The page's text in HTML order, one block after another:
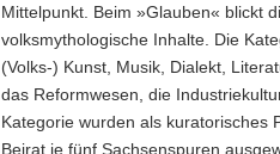
Mittelpunkt. Beim »Glauben« blickt
volksmythologische Inhalte. Die
(Volks-) Kunst, Musik, Dialekt,
das Reformwesen, die
Kategorie wurden als kuratorisches
Beirat je fünf Sachsenspuren